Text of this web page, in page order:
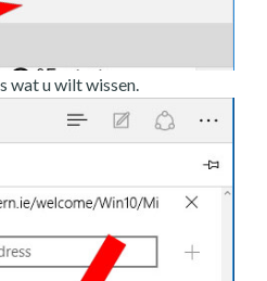
wat u wilt wissen.